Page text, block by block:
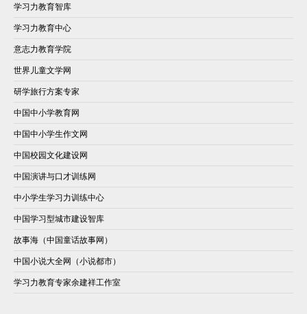
学习力教育智库
学习力教育中心
意志力教育学院
世界儿童文学网
研学旅行方案专家
中国中小学教育网
中国中小学生作文网
中国校园文化建设网
中国演讲与口才训练网
中小学生学习力训练中心
中国学习型城市建设智库
故事海（中国童话故事网）
中国小说大全网（小说都市）
学习力教育专家余建祥工作室